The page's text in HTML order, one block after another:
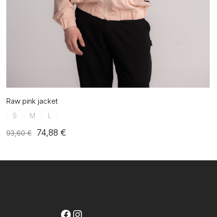
Raw pink jacket
S M L
93,60€
Original
was:
74,88 €Η
τιμή
Facebook
Instagram